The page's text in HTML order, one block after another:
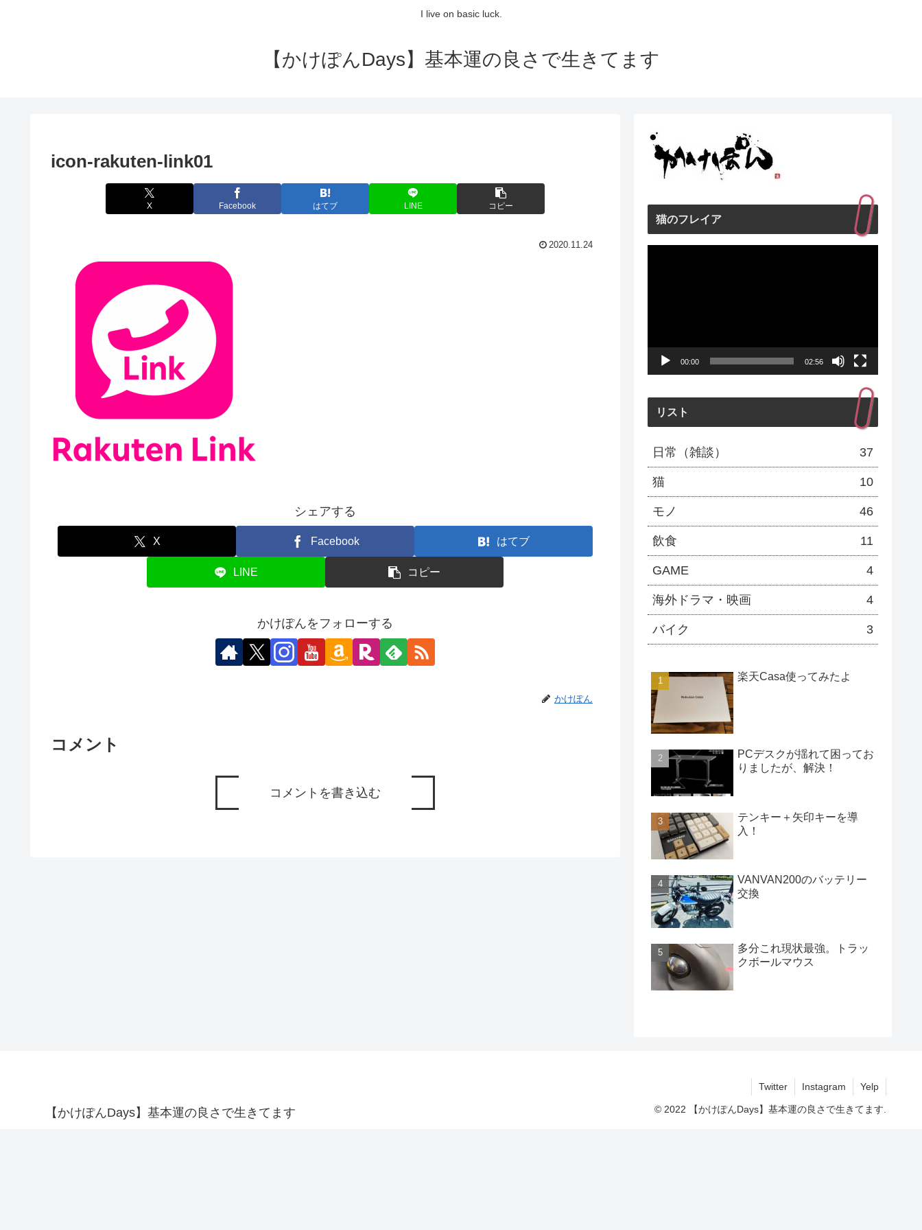
I live on basic luck.
【かけぽんDays】基本運の良さで生きてます
icon-rakuten-link01
X Facebook はてブ LINE コピー
2020.11.24
シェアする
X Facebook はてブ
LINE コピー
かけぽんをフォローする
かけぽん
コメント
コメントを書き込む
猫のフレイア
00:00 02:56
リスト
日常（雑談） 37
猫 10
モノ 46
飲食 11
GAME 4
海外ドラマ・映画 4
バイク 3
楽天Casa使ってみたよ
PCデスクが揺れて困ってお
りましたが、解決！
テンキー＋矢印キーを導
入！
VANVAN200のバッテリー
交換
多分これ現状最強。トラッ
クボールマウス
【かけぽんDays】基本運の良さで生きてます
Twitter Instagram Yelp
© 2022 【かけぽんDays】基本運の良さで生きてます.